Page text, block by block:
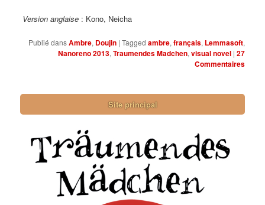
Version anglaise : Kono, Neicha
Publié dansAmbre, Doujin | Tagged ambre, français, Lemmasoft,
Nanoreno 2013, Traumendes Madchen, visual novel | 27
Commentaires
Site principal